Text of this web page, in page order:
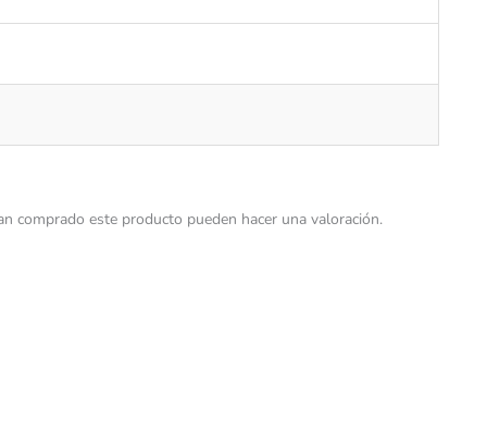
comprado este producto pueden hacer una valoración.